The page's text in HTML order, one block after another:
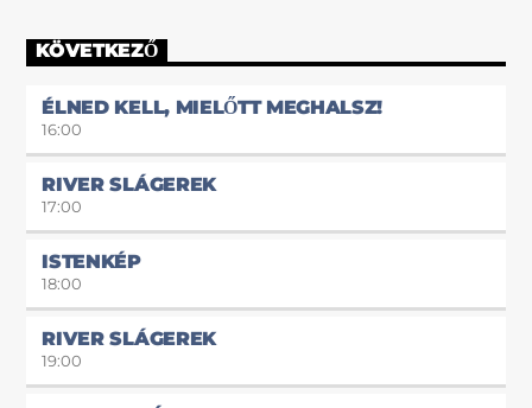
KÖVETKEZŐ
ÉLNED KELL, MIELŐTT MEGHALSZ!
16:00
RIVER SLÁGEREK
17:00
ISTENKÉP
18:00
RIVER SLÁGEREK
19:00